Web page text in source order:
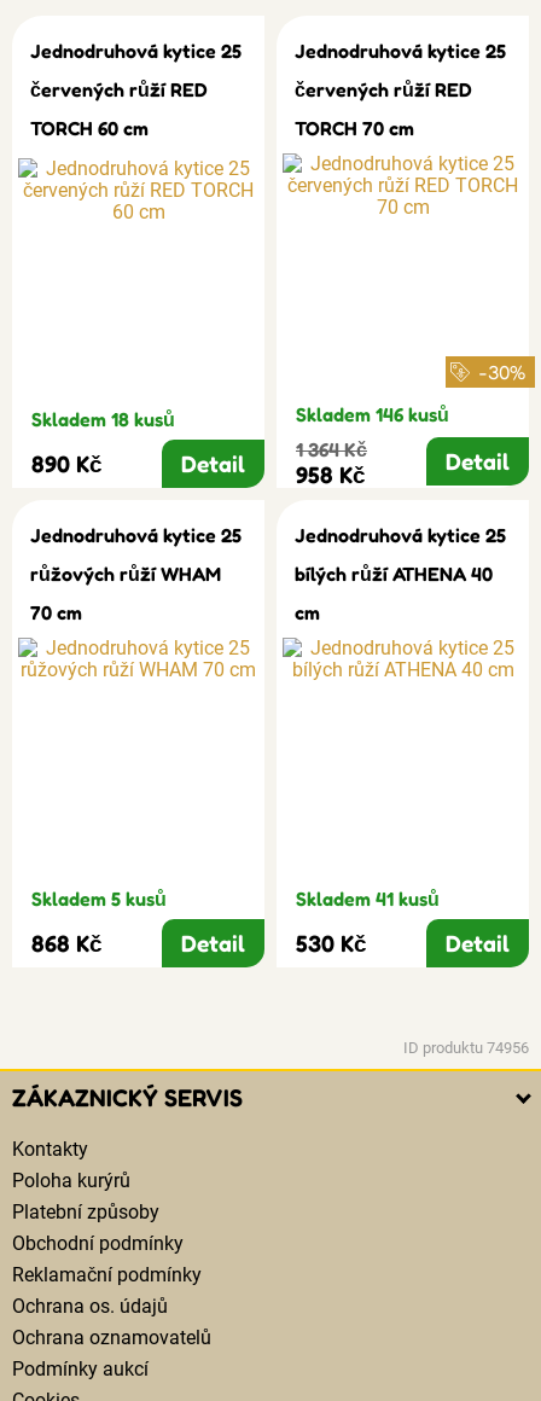
Jednodruhová kytice 25
červených růží RED
TORCH 60 cm
Skladem 18 kusů
890 Kč Detail
Jednodruhová kytice 25
červených růží RED
TORCH 70 cm
-30%
Skladem 146 kusů
1 364 Kč
958 Kč Detail
Jednodruhová kytice 25
růžových růží WHAM
70 cm
Skladem 5 kusů
868 Kč Detail
Jednodruhová kytice 25
bílých růží ATHENA 40
cm
Skladem 41 kusů
530 Kč Detail
ID produktu 74956
ZÁKAZNICKÝ SERVIS
Kontakty
Poloha kurýrů
Platební způsoby
Obchodní podmínky
Reklamační podmínky
Ochrana os. údajů
Ochrana oznamovatelů
Podmínky aukcí